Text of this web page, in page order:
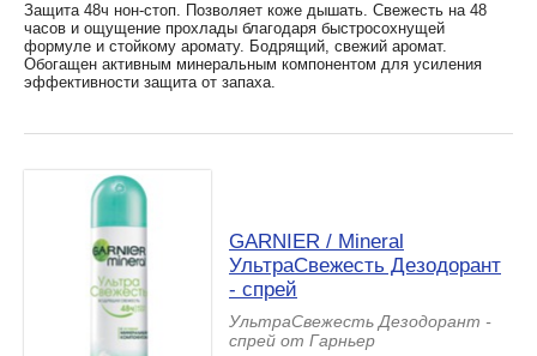
Защита 48ч нон-стоп. Позволяет коже дышать. Свежесть на 48
часов и ощущение прохлады благодаря быстросохнущей
формуле и стойкому аромату. Бодрящий, свежий аромат.
Обогащен активным минеральным компонентом для усиления
эффективности защита от запаха.
GARNIER / Mineral
УльтраСвежесть Дезодорант
- спрей
УльтраСвежесть Дезодорант -
спрей от Гарньер